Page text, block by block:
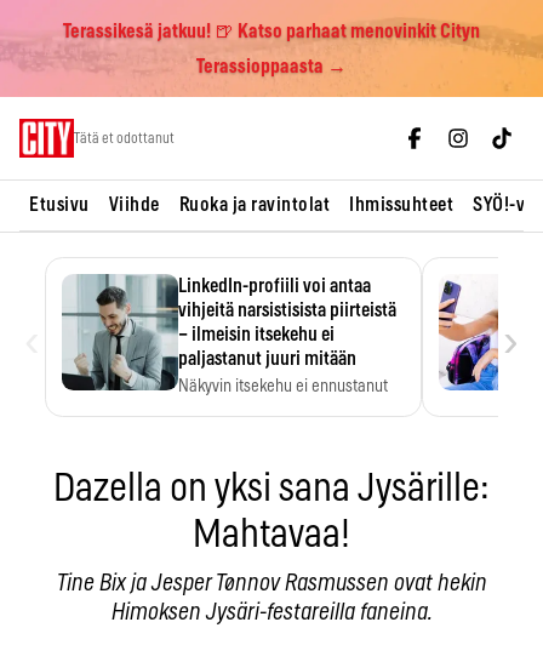
Terassikesä jatkuu! 🍺 Katso parhaat menovinkit Cityn
Terassioppaasta →
Tätä et odottanut
Etusivu Viihde Ruoka ja ravintolat Ihmissuhteet SYÖ!-
LinkedIn-profiili voi antaa
vihjeitä narsistisista piirteistä
– ilmeisin itsekehu ei
paljastanut juuri mitään
Näkyvin itsekehu ei ennustanut
›
Dazella on yksi sana Jysärille:
Mahtavaa!
Tine Bix ja Jesper Tønnov Rasmussen ovat hekin
Himoksen Jysäri-festareilla faneina.